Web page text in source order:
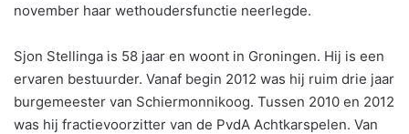
november haar wethoudersfunctie neerlegde.
Sjon Stellinga is 58 jaar en woont in Groningen. Hij is een
ervaren bestuurder. Vanaf begin 2012 was hij ruim drie jaar
burgemeester van Schiermonnikoog. Tussen 2010 en 2012
was hij fractievoorzitter van de PvdA Achtkarspelen. Van